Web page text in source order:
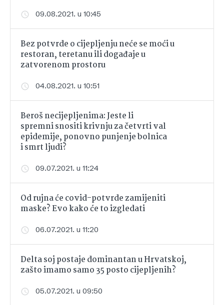
09.08.2021. u 10:45
Bez potvrde o cijepljenju neće se moći u
restoran, teretanu ili događaje u
zatvorenom prostoru
04.08.2021. u 10:51
Beroš necijepljenima: Jeste li
spremni snositi krivnju za četvrti val
epidemije, ponovno punjenje bolnica
i smrt ljudi?
09.07.2021. u 11:24
Od rujna će covid-potvrde zamijeniti
maske? Evo kako će to izgledati
06.07.2021. u 11:20
Delta soj postaje dominantan u Hrvatskoj,
zašto imamo samo 35 posto cijepljenih?
05.07.2021. u 09:50